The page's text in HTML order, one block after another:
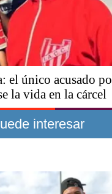
el único acusado
la vida en la cárcel
interesar